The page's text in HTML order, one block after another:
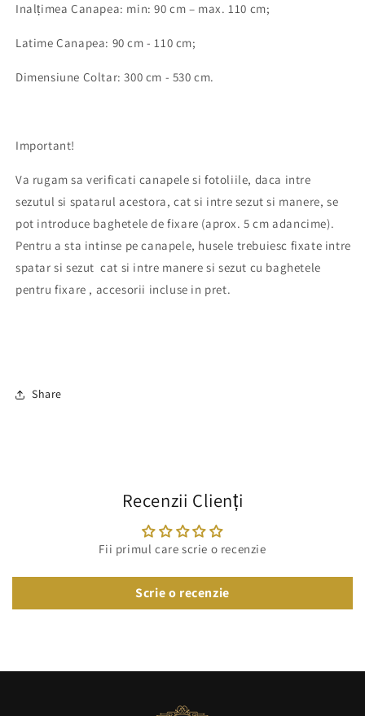
Inalțimea Canapea: min: 90 cm – max. 110 cm;
Latime Canapea: 90 cm - 110 cm;
Dimensiune Coltar: 300 cm - 530 cm.
Important!
Va rugam sa verificati canapele si fotoliile, daca intre
sezutul si spatarul acestora, cat si intre sezut si manere, se
pot introduce baghetele de fixare (aprox. 5 cm adancime).
Pentru a sta intinse pe canapele, husele trebuiesc fixate intre
spatar si sezut cat si intre manere si sezut cu baghetele
pentru fixare , accesorii incluse in pret.
Share
Recenzii Clienți
Fii primul care scrie o recenzie
Scrie o recenzie